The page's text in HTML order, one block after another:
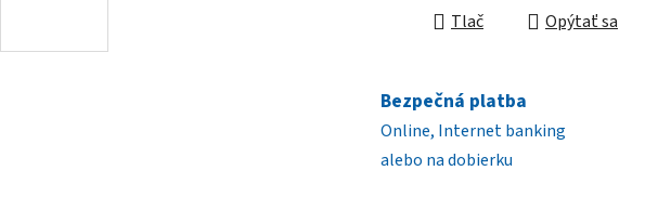
Tlač Opýtať sa
Bezpečná platba
Online, Internet banking
alebo na dobierku